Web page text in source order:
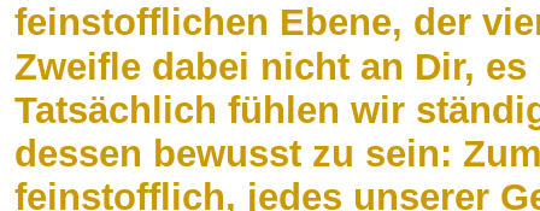
feinstofflichen Ebene, der
Zweifle dabei nicht an Dir,
Tatsächlich fühlen wir
dessen bewusst zu sein:
feinstofflich, jedes unserer